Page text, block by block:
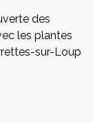
des
les plantes
sur-Loup